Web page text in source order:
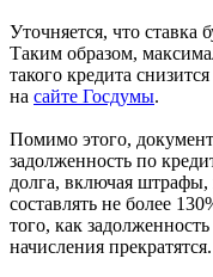
Уточняется, что ставка
Таким образом,
такого кредита
на сайте Госдумы.
Помимо этого,
задолженность по
долга, включая штрафы,
составлять не более
того, как
начисления прекратятся.